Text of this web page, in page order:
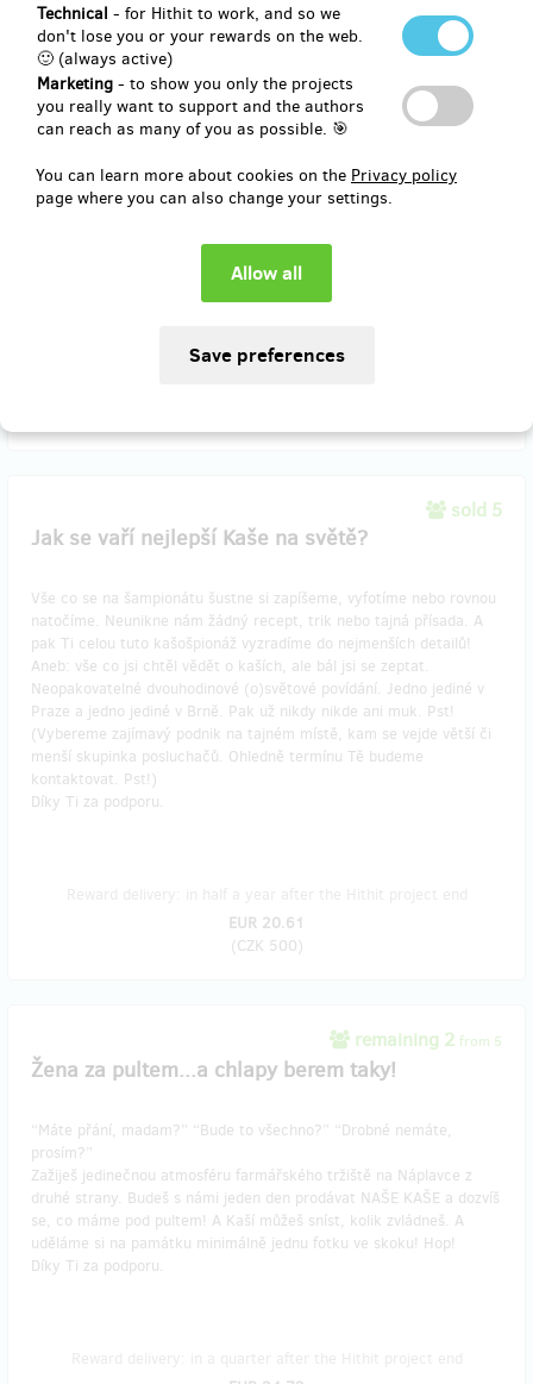
Technical - for Hithit to work, and so we
don't lose you or your rewards on the web.
🙂 (always active)
Marketing - to show you only the projects
you really want to support and the authors
can reach as many of you as possible. 🎯
You can learn more about cookies on the Privacy policy
page where you can also change your settings.
remaining 29 from 50
Naše Lžíce podle tvého gusta!
Davidova ruční výroba. (foto v galerii) Limitovaná edice pořádných
polévkových lžic, které zvládnou i tu nejhustší kaši! Lžíce bude mít
volba. Ale počet puntíků určujeme my! Tečka.
end
sold 5
Jak se vaří nejlepší Kaše na světě?
Vše co se na šampionátu šustne si zapíšeme, vyfotíme nebo rovnou
natočíme. Neunikne nám žádný recept, trik nebo tajná přísada. A
pak Ti celou tuto kašošpionáž vyzradíme do nejmenších detailů!
Aneb: vše co jsi chtěl vědět o kaších, ale bál jsi se zeptat.
Neopakovatelné dvouhodinové (o)světové povídání. Jedno jediné v
Praze a jedno jediné v Brně. Pak už nikdy nikde ani muk. Pst!
(Vybereme zajímavý podnik na tajném místě, kam se vejde větší či
menší skupinka posluchačů. Ohledně termínu Tě budeme
kontaktovat. Pst!)
Díky Ti za podporu.
EUR 20.61
(CZK 500)
remaining 2 from 5
Žena za pultem...a chlapy berem taky!
“Máte přání, madam?” “Bude to všechno?” “Drobné nemáte,
prosím?”
Zažiješ jedinečnou atmosféru farmářského tržiště na Náplavce z
druhé strany. Budeš s námi jeden den prodávat NAŠE KAŠE a dozvíš
se, co máme pod pultem! A Kaší můžeš sníst, kolik zvládneš. A
uděláme si na památku minimálně jednu fotku ve skoku! Hop!
Díky Ti za podporu.